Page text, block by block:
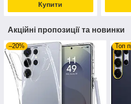
Купити
Акційні пропозиції та новинки
–20% Топ